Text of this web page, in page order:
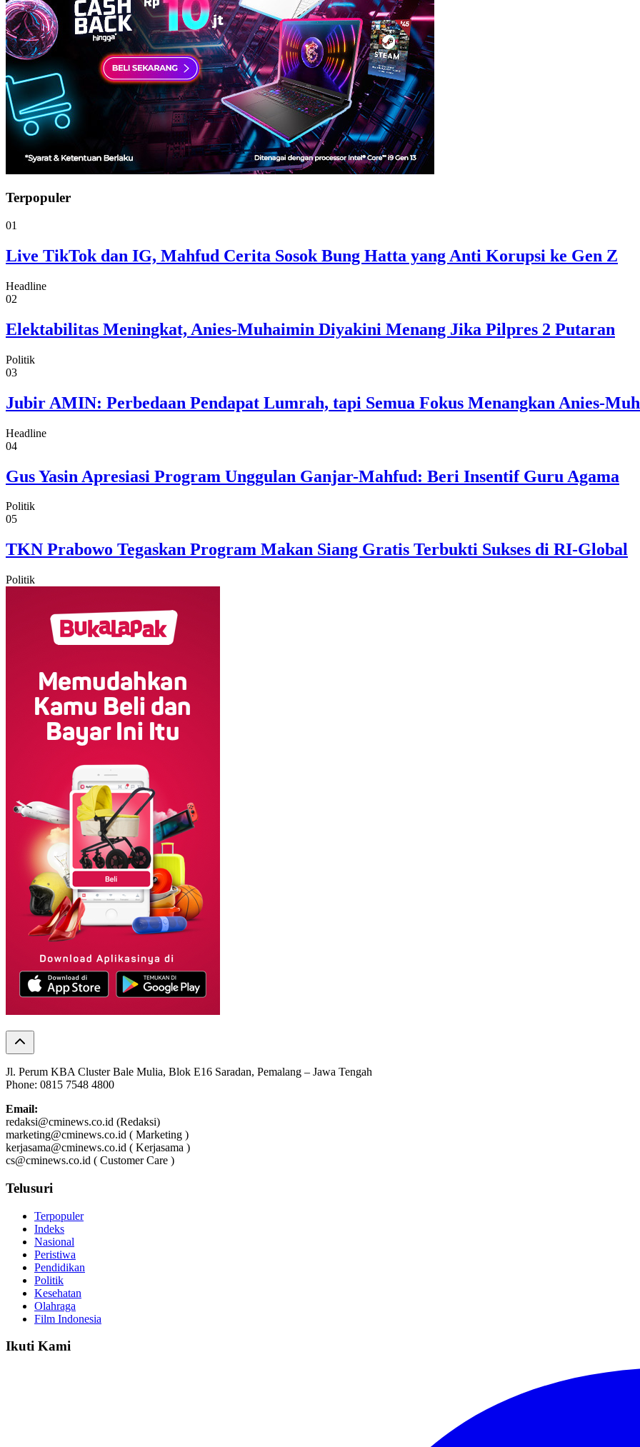
Terpopuler
01
Live TikTok dan IG, Mahfud Cerita Sosok Bung Hatta yang Anti Korupsi ke Gen Z
Headline
02
Elektabilitas Meningkat, Anies-Muhaimin Diyakini Menang Jika Pilpres 2 Putaran
Politik
03
Jubir AMIN: Perbedaan Pendapat Lumrah, tapi Semua Fokus Menangkan Anies-
Headline
04
Gus Yasin Apresiasi Program Unggulan Ganjar-Mahfud: Beri Insentif Guru Agama
Politik
05
TKN Prabowo Tegaskan Program Makan Siang Gratis Terbukti Sukses di RI-Global
Politik
Jl. Perum KBA Cluster Bale Mulia, Blok E16 Saradan, Pemalang – Jawa Tengah
Phone: 0815 7548 4800
Email:
redaksi@cminews.co.id (Redaksi)
marketing@cminews.co.id ( Marketing )
kerjasama@cminews.co.id ( Kerjasama )
cs@cminews.co.id ( Customer Care )
Telusuri
Terpopuler
Indeks
Nasional
Peristiwa
Pendidikan
Politik
Kesehatan
Olahraga
Film Indonesia
Ikuti Kami